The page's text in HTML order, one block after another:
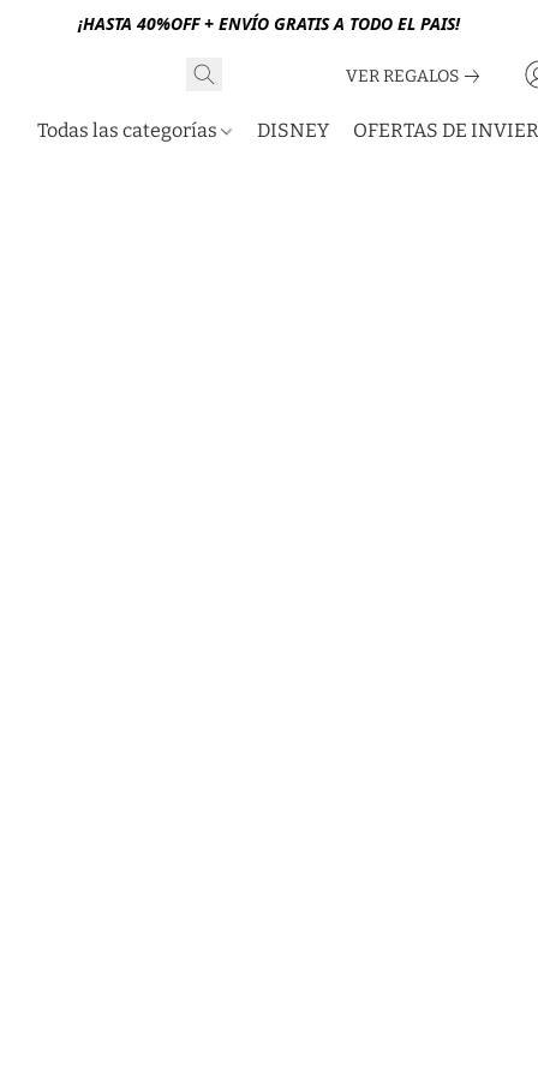
¡HASTA 40%OFF + ENVÍO GRATIS A TODO EL PAIS!
VER REGALOS
Todas las categorías DISNEY OFERTAS DE